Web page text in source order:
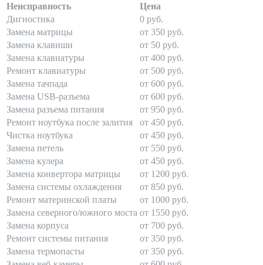
Неисправность
Цена
Дигностика
0 руб.
Замена матрицы
от 350 руб.
Замена клавиши
от 50 руб.
Замена клавиатуры
от 400 руб.
Ремонт клавиатуры
от 500 руб.
Замена тачпада
от 600 руб.
Замена USB-разъема
от 600 руб.
Замена разъема питания
от 950 руб.
Ремонт ноутбука после залития
от 450 руб.
Чистка ноутбука
от 450 руб.
Замена петель
от 550 руб.
Замена кулера
от 450 руб.
Замена конвертора матрицы
от 1200 руб.
Замена системы охлаждения
от 850 руб.
Ремонт материнской платы
от 1000 руб.
Замена северного/южного моста от 1550 руб.
Замена корпуса
от 700 руб.
Ремонт системы питания
от 350 руб.
Замена термопасты
от 350 руб.